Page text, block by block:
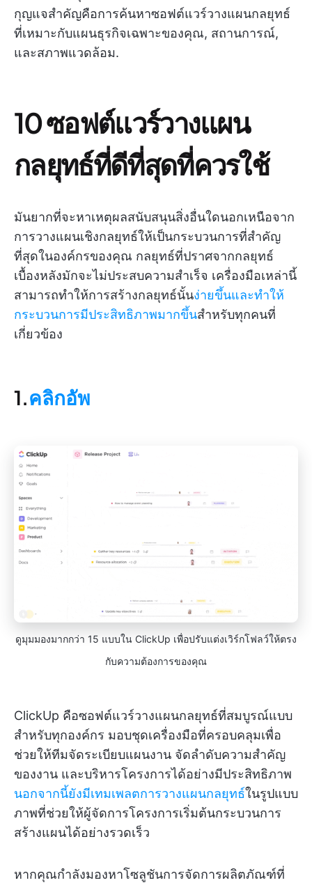
กุญแจสำคัญคือการค้นหาซอฟต์แวร์วางแผนกลยุทธ์
ที่เหมาะกับแผนธุรกิจเฉพาะของคุณ, สถานการณ์,
และสภาพแวดล้อม.
10 ซอฟต์แวร์วางแผน
กลยุทธ์ที่ดีที่สุดที่ควรใช้
มันยากที่จะหาเหตุผลสนับสนุนสิ่งอื่นใดนอกเหนือจาก
การวางแผนเชิงกลยุทธ์ให้เป็นกระบวนการที่สำคัญ
ที่สุดในองค์กรของคุณ กลยุทธ์ที่ปราศจากกลยุทธ์
เบื้องหลังมักจะไม่ประสบความสำเร็จ เครื่องมือเหล่านี้
สามารถทำให้การสร้างกลยุทธ์นั้นง่ายขึ้นและทำให้
กระบวนการมีประสิทธิภาพมากขึ้นสำหรับทุกคนที่
เกี่ยวข้อง
1.คลิกอัพ
ดูมุมมองมากกว่า 15 แบบใน ClickUp เพื่อปรับแต่งเวิร์กโฟลว์ให้ตรง
กับความต้องการของคุณ
ClickUp คือซอฟต์แวร์วางแผนกลยุทธ์ที่สมบูรณ์แบบ
สำหรับทุกองค์กร มอบชุดเครื่องมือที่ครอบคลุมเพื่อ
ช่วยให้ทีมจัดระเบียบแผนงาน จัดลำดับความสำคัญ
ของงาน และบริหารโครงการได้อย่างมีประสิทธิภาพ
นอกจากนี้ยังมีเทมเพลตการวางแผนกลยุทธ์ในรูปแบบ
ภาพที่ช่วยให้ผู้จัดการโครงการเริ่มต้นกระบวนการ
สร้างแผนได้อย่างรวดเร็ว
หากคุณกำลังมองหาโซลูชันการจัดการผลิตภัณฑ์ที่